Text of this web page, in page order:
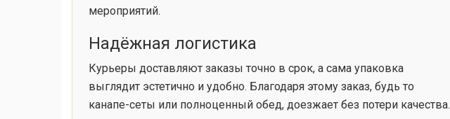
мероприятий.
Надёжная логистика
Курьеры доставляют заказы точно в срок, а сама упаковка
выглядит эстетично и удобно. Благодаря этому заказ, будь то
канапе-сеты или полноценный обед, доезжает без потери качества.